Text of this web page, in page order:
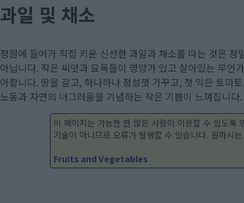
과일 및 채소
정원에 들어가 직접 키운 신선한 과일과 채소를 따는 것은
아닙니다. 작은 씨앗과 묘목들이 영양가 있고 살아있는 무언
아합니다. 땅을 갈고, 하나하나 정성껏 가꾸고, 첫 익은 토마
노동과 자연의 너그러움을 기념하는 작은 기쁨이 느껴집니다.
이 페이지는 가능한 한 많은 사람이 이용할 수 있도록
기술이 아니므로 오류가 발생할 수 있습니다. 원하시
Fruits and Vegetables